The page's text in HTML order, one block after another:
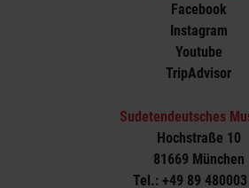
Facebook
Instagram
Youtube
TripAdvisor
Sudetendeutsches
Hochstraße 10
81669 München
Tel.: +49 89